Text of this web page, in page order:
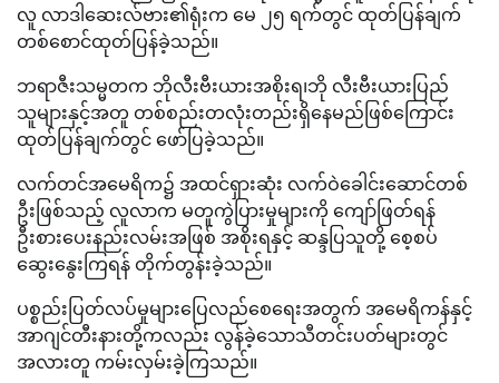
လူ လာဒါဆေးလ်ဗား၏ရုံးက မေ ၂၅ ရက်တွင် ထုတ်ပြန်ချက်
တစ်စောင်ထုတ်ပြန်ခဲ့သည်။
ဘရာဇီးသမ္မတက ဘိုလီးဗီးယားအစိုးရ၊ဘို လီးဗီးယားပြည်
သူများနှင့်အတူ တစ်စည်းတလုံးတည်းရှိနေမည်ဖြစ်ကြောင်း
ထုတ်ပြန်ချက်တွင် ဖော်ပြခဲ့သည်။
လက်တင်အမေရိက၌ အထင်ရှားဆုံး လက်ဝဲခေါင်းဆောင်တစ်
ဦးဖြစ်သည့် လူလာက မတူကွဲပြားမှုများကို ကျော်ဖြတ်ရန်
ဦးစားပေးနည်းလမ်းအဖြစ် အစိုးရနှင့် ဆန္ဒပြသူတို့ စေ့စပ်
ဆွေးနွေးကြရန် တိုက်တွန်းခဲ့သည်။
ပစ္စည်းပြတ်လပ်မှုများပြေလည်စေရေးအတွက် အမေရိကန်နှင့်
အာဂျင်တီးနားတို့ကလည်း လွန်ခဲ့သောသီတင်းပတ်များတွင်
အလားတူ ကမ်းလှမ်းခဲ့ကြသည်။